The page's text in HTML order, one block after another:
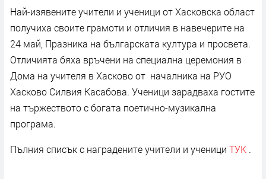
Най-изявените учители и ученици от Хасковска област
получиха своите грамоти и отличия в навечерите на
24 май, Празника на българската култура и просвета.
Отличията бяха връчени на специална церемония в
Дома на учителя в Хасково от началника на РУО
Хасково Силвия Касабова. Ученици зарадваха гостите
на тържеството с богата поетично-музикална
програма.
Пълния списък с наградените учители и ученици ТУК .